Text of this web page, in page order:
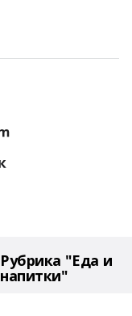
Рубрика "Еда и
напитки"